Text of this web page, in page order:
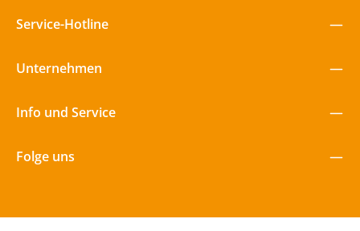
Service-Hotline
Unternehmen
Info und Service
Folge uns